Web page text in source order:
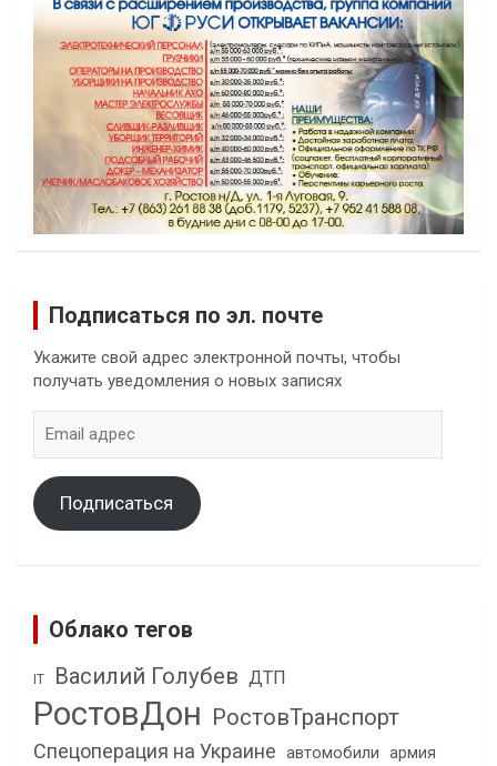
Подписаться по эл. почте
Укажите свой адрес электронной почты, чтобы
получать уведомления о новых записях
адрес
Подписаться
Облако тегов
IT Василий Голубев ДТП
РостовДон РостовТранспорт
Спецоперация на Украине автомобили армия